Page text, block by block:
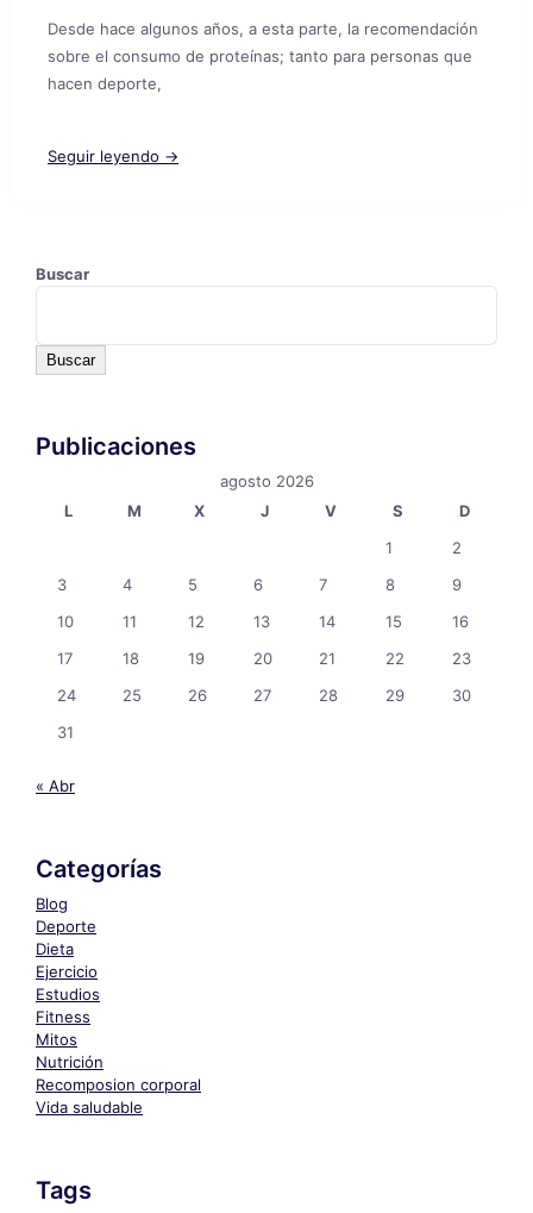
Desde hace algunos años, a esta parte, la recomendación
sobre el consumo de proteínas; tanto para personas que
hacen deporte,
Seguir leyendo →
Buscar
Buscar
Publicaciones
agosto 2026
L
M X J V S
D
1
2
3
4 5 6 7 8
9
10
11 12 13 14 15
16
17
18 19 20 21 22
23
24
25 26 27 28 29
30
31
« Abr
Categorías
Blog
Deporte
Dieta
Ejercicio
Estudios
Fitness
Mitos
Nutrición
Recomposion corporal
Vida saludable
Tags